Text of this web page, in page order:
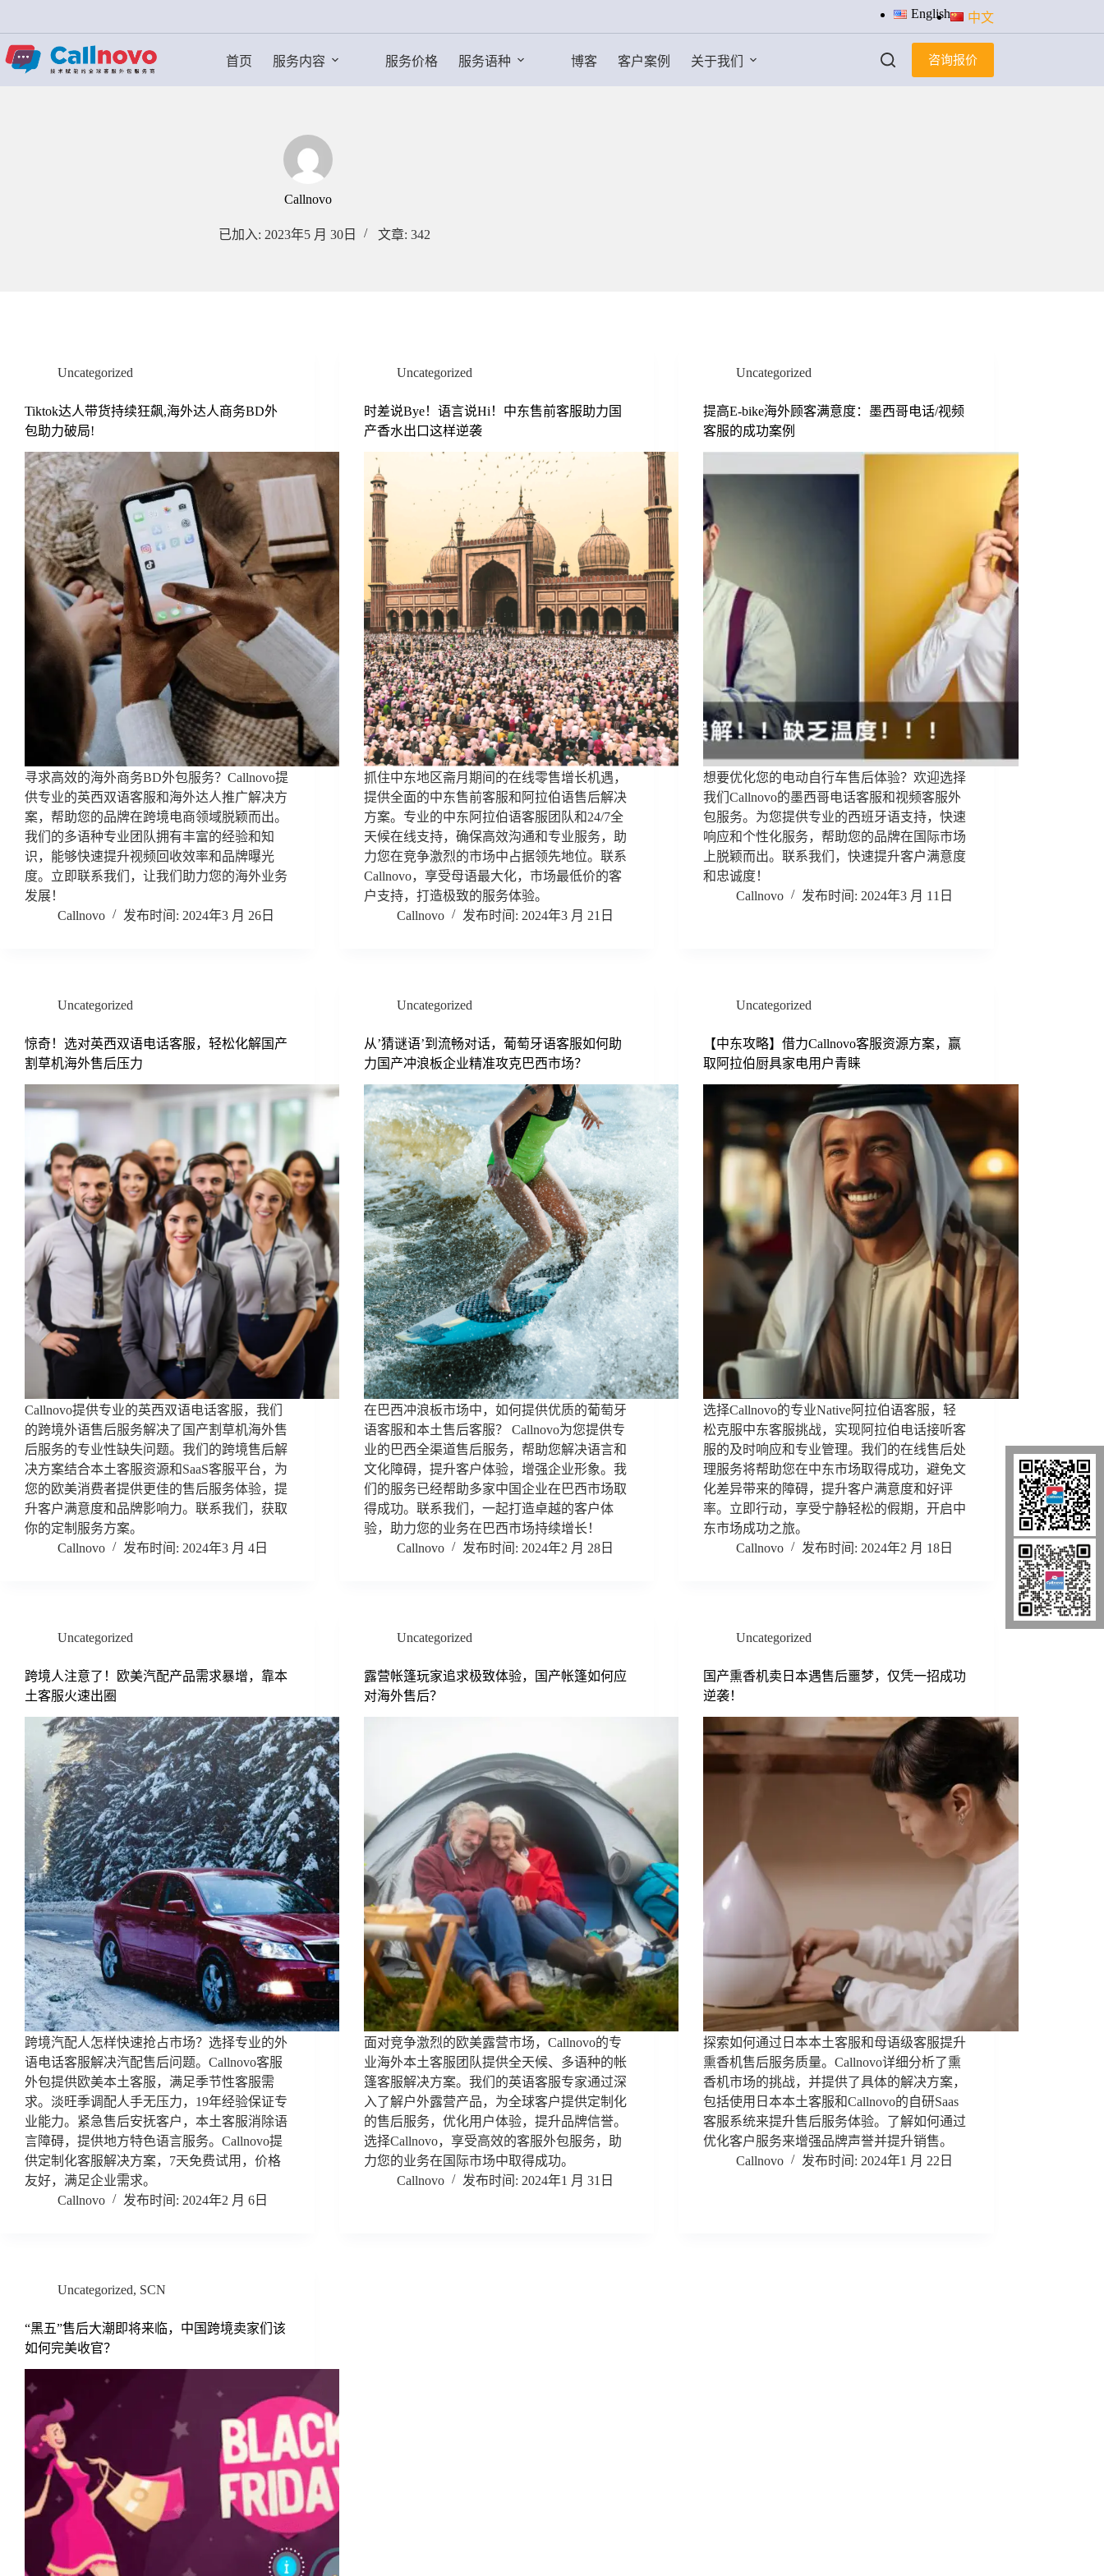
过
内
容
English 中文
首页 服务内容 服务价格 服务语种 博客 客户案例 关于我们 咨询报价
Callnovo
已加入: 2023年5 月 30日 文章: 342
Uncategorized
Tiktok达人带货持续狂飙,海外达人商务BD外
包助力破局!
寻求高效的海外商务BD外包服务？Callnovo提
供专业的英西双语客服和海外达人推广解决方
案，帮助您的品牌在跨境电商领域脱颖而出。
我们的多语种专业团队拥有丰富的经验和知
识，能够快速提升视频回收效率和品牌曝光
度。立即联系我们，让我们助力您的海外业务
发展！
Callnovo
2024年3 月 26日
Uncategorized
时差说Bye！语言说Hi！中东售前客服助力国
产香水出口这样逆袭
抓住中东地区斋月期间的在线零售增长机遇，
提供全面的中东售前客服和阿拉伯语售后解决
方案。专业的中东阿拉伯语客服团队和24/7全
天候在线支持，确保高效沟通和专业服务，助
力您在竞争激烈的市场中占据领先地位。联系
Callnovo，享受母语最大化，市场最低价的客
户支持，打造极致的服务体验。
Callnovo
2024年3 月 21日
Uncategorized
提高E-bike海外顾客满意度：墨西哥电话/视频
客服的成功案例
想要优化您的电动自行车售后体验？欢迎选择
我们Callnovo的墨西哥电话客服和视频客服外
包服务。为您提供专业的西班牙语支持，快速
响应和个性化服务，帮助您的品牌在国际市场
上脱颖而出。联系我们，快速提升客户满意度
和忠诚度！
Callnovo
2024年3 月 11日
Uncategorized
惊奇！选对英西双语电话客服，轻松化解国产
割草机海外售后压力
Callnovo提供专业的英西双语电话客服，我们
的跨境外语售后服务解决了国产割草机海外售
后服务的专业性缺失问题。我们的跨境售后解
决方案结合本土客服资源和SaaS客服平台，为
您的欧美消费者提供更佳的售后服务体验，提
升客户满意度和品牌影响力。联系我们，获取
你的定制服务方案。
Callnovo
2024年3 月 4日
Uncategorized
从’猜谜语’到流畅对话，葡萄牙语客服如何助
力国产冲浪板企业精准攻克巴西市场？
在巴西冲浪板市场中，如何提供优质的葡萄牙
语客服和本土售后客服？ Callnovo为您提供专
业的巴西全渠道售后服务，帮助您解决语言和
文化障碍，提升客户体验，增强企业形象。我
们的服务已经帮助多家中国企业在巴西市场取
得成功。联系我们，一起打造卓越的客户体
验，助力您的业务在巴西市场持续增长！
Callnovo
2024年2 月 28日
Uncategorized
【中东攻略】借力Callnovo客服资源方案，赢
取阿拉伯厨具家电用户青睐
选择Callnovo的专业Native阿拉伯语客服，轻
松克服中东客服挑战，实现阿拉伯电话接听客
服的及时响应和专业管理。我们的在线售后处
理服务将帮助您在中东市场取得成功，避免文
化差异带来的障碍，提升客户满意度和好评
率。立即行动，享受宁静轻松的假期，开启中
东市场成功之旅。
Callnovo
2024年2 月 18日
Uncategorized
跨境人注意了！欧美汽配产品需求暴增，靠本
土客服火速出圈
跨境汽配人怎样快速抢占市场？选择专业的外
语电话客服解决汽配售后问题。Callnovo客服
外包提供欧美本土客服，满足季节性客服需
求。淡旺季调配人手无压力，19年经验保证专
业能力。紧急售后安抚客户，本土客服消除语
言障碍，提供地方特色语言服务。Callnovo提
供定制化客服解决方案，7天免费试用，价格
友好，满足企业需求。
Callnovo
2024年2 月 6日
Uncategorized
露营帐篷玩家追求极致体验，国产帐篷如何应
对海外售后？
面对竞争激烈的欧美露营市场，Callnovo的专
业海外本土客服团队提供全天候、多语种的帐
篷客服解决方案。我们的英语客服专家通过深
入了解户外露营产品，为全球客户提供定制化
的售后服务，优化用户体验，提升品牌信誉。
选择Callnovo，享受高效的客服外包服务，助
力您的业务在国际市场中取得成功。
Callnovo
2024年1 月 31日
Uncategorized
国产熏香机卖日本遇售后噩梦，仅凭一招成功
逆袭！
探索如何通过日本本土客服和母语级客服提升
熏香机售后服务质量。Callnovo详细分析了熏
香机市场的挑战，并提供了具体的解决方案，
包括使用日本本土客服和Callnovo的自研Saas
客服系统来提升售后服务体验。了解如何通过
优化客户服务来增强品牌声誉并提升销售。
Callnovo
2024年1 月 22日
Uncategorized, SCN
“黑五”售后大潮即将来临，中国跨境卖家们该
如何完美收官？